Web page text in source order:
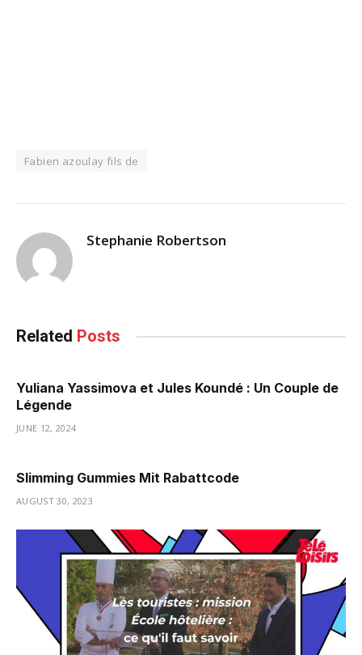
Fabien azoulay fils de
Stephanie Robertson
Related Posts
Yuliana Yassimova et Jules Koundé : Un Couple de
Légende
JUNE 12, 2024
Slimming Gummies Mit Rabattcode
AUGUST 30, 2023